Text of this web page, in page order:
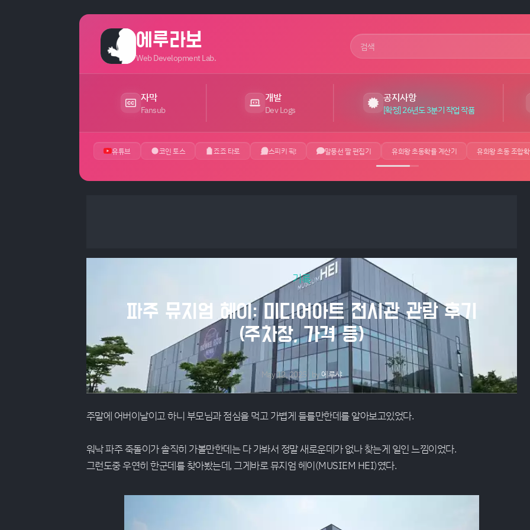
에루라보
Web Development Lab. 사이트 검색어
자막
Fansub
개발
Dev Logs
공지사항
[확정] 26년도 3분기 작업 작품
유튜브 코인 토스 죠죠 타로 스피키 픽! 말풍선 짤 편집기 유희왕 초동확률 계산기 유희왕 초동 조합
기록
파주 뮤지엄 헤이: 미디어아트 전시관 관람 후기
(주차장, 가격 등)
May 12, 2025 by에루샤
주말에 어버이날이고 하니 부모님과 점심을 먹고 가볍게 들를만한데를 알아보고있었다.
워낙 파주 죽돌이가 솔직히 가볼만한데는 다 가봐서 정말 새로운데가 없나 찾는게 일인 느낌이었다.
그런도중 우연히 한군데를 찾아봤는데, 그게바로 뮤지엄 헤이(MUSIEM HEI)였다.